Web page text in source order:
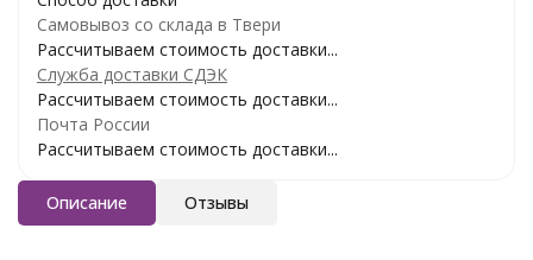
Самовывоз со склада в Твери
Рассчитываем стоимость доставки...
Служба доставки СДЭК
Рассчитываем стоимость доставки...
Почта России
Рассчитываем стоимость доставки...
Описание Отзывы